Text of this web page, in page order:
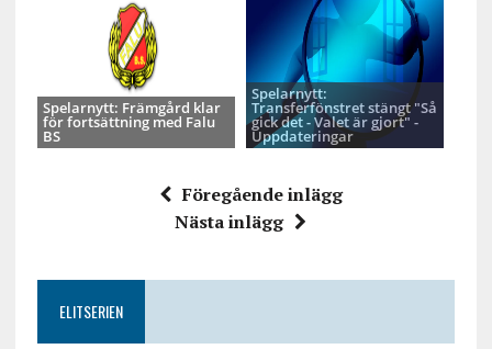
Spelarnytt: Främgård klar
för fortsättning med Falu
BS
Spelarnytt:
Transferfönstret stängt "Så
gick det - Valet är gjort" -
Uppdateringar
Föregående inlägg
Nästa inlägg
ELITSERIEN